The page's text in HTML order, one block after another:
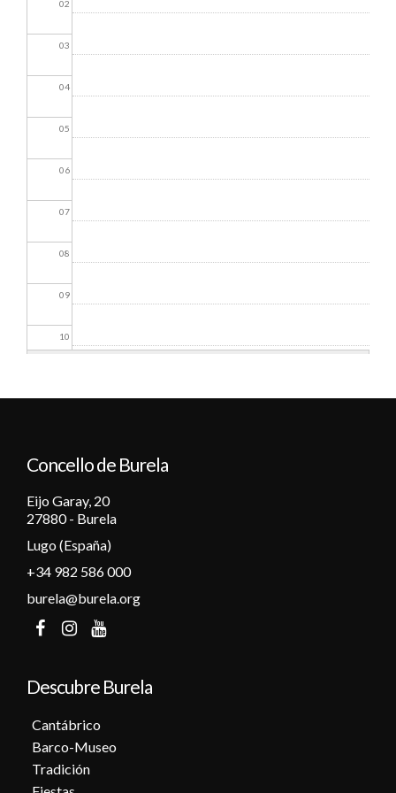
02
03
04
05
06
07
08
09
10
13
14
15
17
20
Concello de Burela
Eijo Garay, 20
27880 - Burela
Lugo (España)
+34 982 586 000
burela@burela.org
Descubre Burela
Cantábrico
Barco-Museo
Tradición